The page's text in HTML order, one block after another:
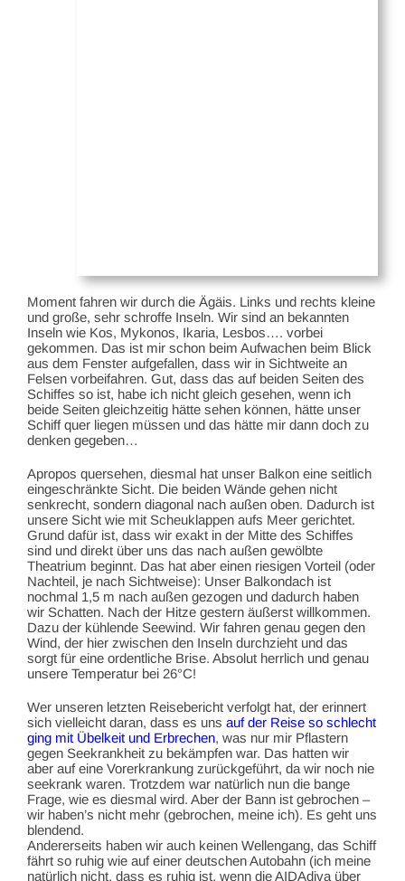
Moment fahren wir durch die Ägäis. Links und rechts kleine
und große, sehr schroffe Inseln. Wir sind an bekannten
Inseln wie Kos, Mykonos, Ikaria, Lesbos…. vorbei
gekommen. Das ist mir schon beim Aufwachen beim Blick
aus dem Fenster aufgefallen, dass wir in Sichtweite an
Felsen vorbeifahren. Gut, dass das auf beiden Seiten des
Schiffes so ist, habe ich nicht gleich gesehen, wenn ich
beide Seiten gleichzeitig hätte sehen können, hätte unser
Schiff quer liegen müssen und das hätte mir dann doch zu
denken gegeben…
Apropos quersehen, diesmal hat unser Balkon eine seitlich
eingeschränkte Sicht. Die beiden Wände gehen nicht
senkrecht, sondern diagonal nach außen oben. Dadurch ist
unsere Sicht wie mit Scheuklappen aufs Meer gerichtet.
Grund dafür ist, dass wir exakt in der Mitte des Schiffes
sind und direkt über uns das nach außen gewölbte
Theatrium beginnt. Das hat aber einen riesigen Vorteil (oder
Nachteil, je nach Sichtweise): Unser Balkondach ist
nochmal 1,5 m nach außen gezogen und dadurch haben
wir Schatten. Nach der Hitze gestern äußerst willkommen.
Dazu der kühlende Seewind. Wir fahren genau gegen den
Wind, der hier zwischen den Inseln durchzieht und das
sorgt für eine ordentliche Brise. Absolut herrlich und genau
unsere Temperatur bei 26°C!
Wer unseren letzten Reisebericht verfolgt hat, der erinnert
sich vielleicht daran, dass es uns auf der Reise so schlecht
ging mit Übelkeit und Erbrechen, was nur mir Pflastern
gegen Seekrankheit zu bekämpfen war. Das hatten wir
aber auf eine Vorerkrankung zurückgeführt, da wir noch nie
seekrank waren. Trotzdem war natürlich nun die bange
Frage, wie es diesmal wird. Aber der Bann ist gebrochen –
wir haben’s nicht mehr (gebrochen, meine ich). Es geht uns
blendend.
Andererseits haben wir auch keinen Wellengang, das Schiff
fährt so ruhig wie auf einer deutschen Autobahn (ich meine
natürlich nicht, dass es ruhig ist, wenn die AIDAdiva über